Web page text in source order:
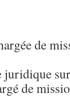
de
sur
de